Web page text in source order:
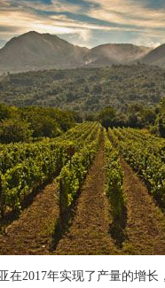
2017年实现了产量的增长